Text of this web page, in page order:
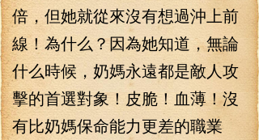
倍，但她就從來沒有想過沖上前
線！為什么？因為她知道，無論
什么時候，奶媽永遠都是敵人攻
擊的首選對象！皮脆！血薄！沒
有比奶媽保命能力更差的職業